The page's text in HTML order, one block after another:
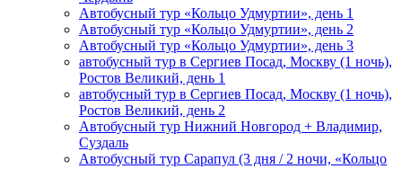
Автобусный тур «Кольцо Удмуртии», день 1
Автобусный тур «Кольцо Удмуртии», день 2
Автобусный тур «Кольцо Удмуртии», день 3
автобусный тур в Сергиев Посад, Москву (1 ночь),
Ростов Великий, день 1
автобусный тур в Сергиев Посад, Москву (1 ночь),
Ростов Великий, день 2
Автобусный тур Нижний Новгород + Владимир,
Суздаль
Автобусный тур Сарапул (3 дня / 2 ночи, «Кольцо